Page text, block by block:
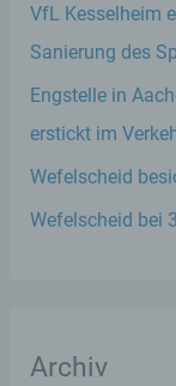
VfL Kesselheim
Sanierung des
Engstelle in
erstickt im
Wefelscheid
Wefelscheid bei
Archiv